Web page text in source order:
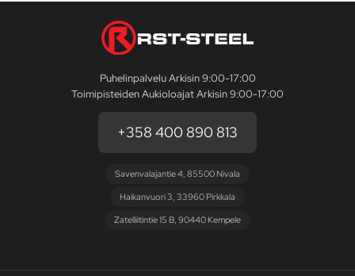
Puhelinpalvelu Arkisin 9:00-17:00
Toimipisteiden Aukioloajat Arkisin 9:00-17:00
+358 400 890 813
Savenvalajantie 4, 85500 Nivala
Haikanvuori 3, 33960 Pirkkala
Zatelliitintie 15 B, 90440 Kempele